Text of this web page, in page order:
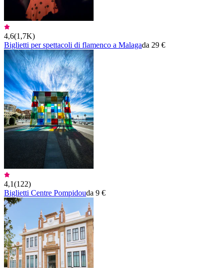
4,6(1,7K)
Biglietti per spettacoli di flamenco a Malagada 29 €
4,1(122)
Biglietti Centre Pompidouda 9 €